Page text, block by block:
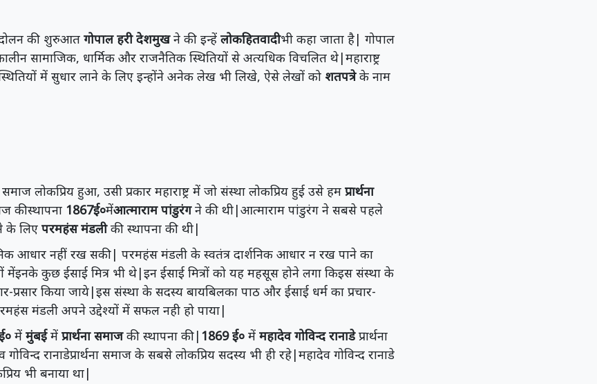
की शुरुआत गोपाल हरी देशमुखने की इन्हें लोकहितवादीभी कहा जाता है| गोपाल
सामाजिक, धार्मिक और राजनैतिक स्थितियों से अत्यधिक विचलित थे|महाराष्ट्र
में सुधार लाने के लिए इन्होंने अनेक लेख भी लिखे, ऐसे लेखों को शतपत्रेके नाम
लोकप्रिय हुआ, उसी प्रकार महाराष्ट्र में जो संस्था लोकप्रिय हुई उसे हम प्रार्थना
कीस्थापना 1867ई०मेंआत्माराम पांडुरंगने की थी|आत्माराम पांडुरंग ने सबसे पहले
के लिए परमहंस मंडलीकी स्थापना की थी|
आधार नहीं रख सकी| परमहंस मंडली के स्वतंत्र दार्शनिक आधार न रख पाने का
मेंइनके कुछ ईसाई मित्र भी थे|इन ईसाई मित्रों को यह महसूस होने लगा किइस संस्था के
प्रसार किया जाये|इस संस्था के सदस्य बायबिलका पाठ और ईसाई धर्म का प्रचार-
मंडली अपने उद्देश्यों में सफल नही हो पाया|
में मुंबईमें प्रार्थना समाजकी स्थापना की| 1869 ई० में महादेव गोविन्द रानाडेप्रार्थना
रानाडेप्रार्थना समाज के सबसे लोकप्रिय सदस्य भी ही रहे|महादेव गोविन्द रानाडे
भी बनाया था|